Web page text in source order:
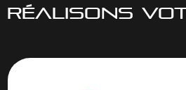
RÉALISONS